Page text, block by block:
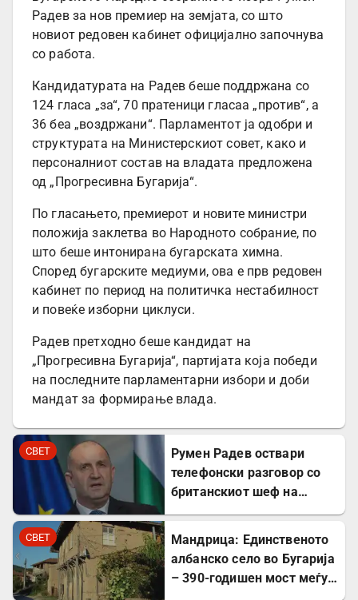
Радев за нов премиер на земјата, со што
новиот редовен кабинет официјално започнува
со работа.
Кандидатурата на Радев беше поддржана со
124 гласа „за“, 70 пратеници гласаа „против“, а
36 беа „воздржани“. Парламентот ја одобри и
структурата на Министерскиот совет, како и
персоналниот состав на владата предложена
од „Прогресивна Бугарија“.
По гласањето, премиерот и новите министри
положија заклетва во Народното собрание, по
што беше интонирана бугарската химна.
Според бугарските медиуми, ова е прв редовен
кабинет по период на политичка нестабилност
и повеќе изборни циклуси.
Радев претходно беше кандидат на
„Прогресивна Бугарија“, партијата која победи
на последните парламентарни избори и доби
мандат за формирање влада.
СВЕТ
Румен Радев оствари
телефонски разговор со
британскиот шеф на
СВЕТ
Мандрица: Единственото
албанско село во Бугарија
– 390-годишен мост меѓу